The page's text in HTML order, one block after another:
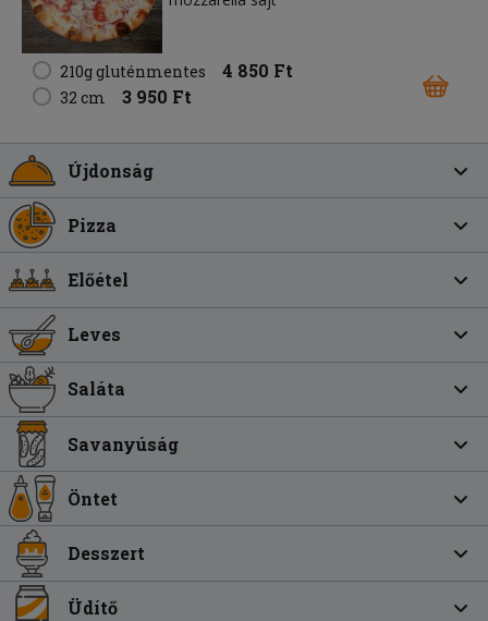
210g gluténmentes 4 850 Ft
32 cm 3 950 Ft
Újdonság
Pizza
Előétel
Leves
Saláta
Savanyúság
Öntet
Desszert
Üdítő